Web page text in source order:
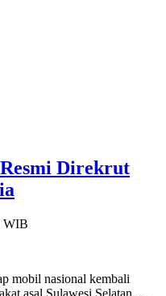
Direkrut
WIB
mobil nasional kembali
asal Sulawesi Selatan,…